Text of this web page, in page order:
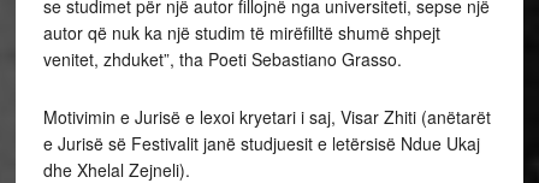
se studimet për një autor fillojnë nga universiteti, sepse një
autor që nuk ka një studim të mirëfilltë shumë shpejt
venitet, zhduket”, tha Poeti Sebastiano Grasso.
Motivimin e Jurisë e lexoi kryetari i saj, Visar Zhiti (anëtarët
e Jurisë së Festivalit janë studjuesit e letërsisë Ndue Ukaj
dhe Xhelal Zejneli).